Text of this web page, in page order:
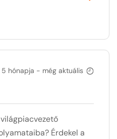
5 hónapja - még aktuális
Érdekel a